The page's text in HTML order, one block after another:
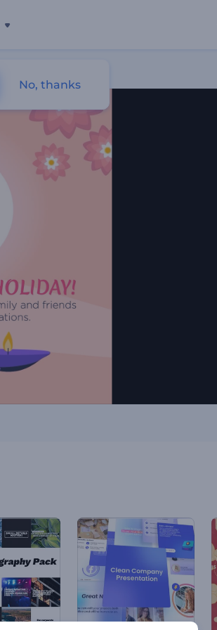
No, thanks